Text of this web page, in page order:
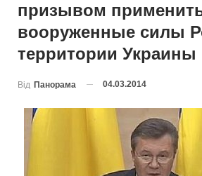
призывом
вооруженные силы
территории Украины
Від Панорама 04.03.2014